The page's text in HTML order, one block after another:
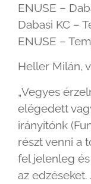
ENUSE –
Dabasi KC –
ENUSE –
Heller Milán,
„Vegyes
elégedett
irányítónk
részt venni a
fel jelenleg
az